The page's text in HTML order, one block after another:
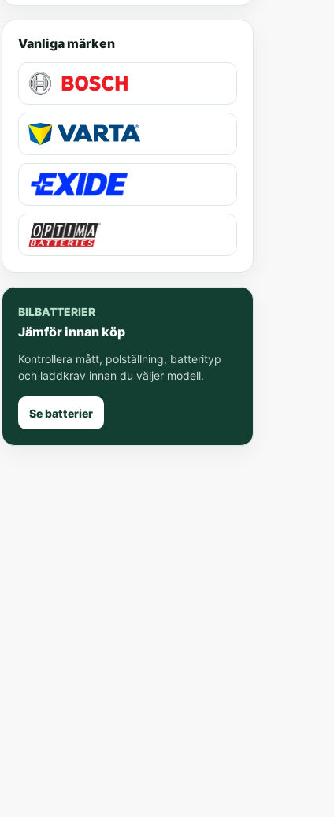
Vanliga märken
BILBATTERIER
Jämför innan köp
Kontrollera mått, polställning, batterityp
och laddkrav innan du väljer modell.
Se batterier